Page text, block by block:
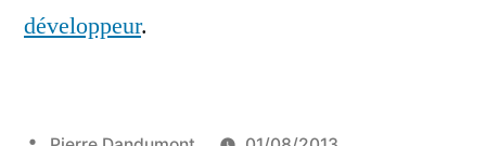
développeur.